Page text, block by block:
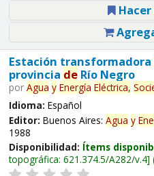
Hacer
Estación transformadora
provincia deRío Negro
por Agua y Energía Eléctrica,
Idioma: Español
Editor: Buenos Aires: Agua y
1988
Disponibilidad: Ítems
topográfica: 621.374.5/A282/v.4